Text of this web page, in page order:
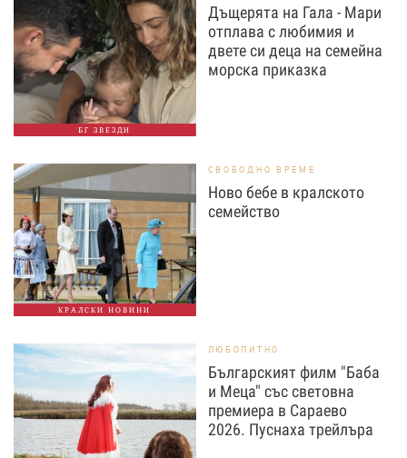
БГ ЗВЕЗДИ
Дъщерята на Гала - Мари
отплава с любимия и
двете си деца на семейна
морска приказка
КРАЛСКИ НОВИНИ
СВОБОДНО ВРЕМЕ
Ново бебе в кралското
семейство
ЛЮБОПИТНО
Българският филм "Баба
и Меца" със световна
премиера в Сараево
2026. Пуснаха трейлъра